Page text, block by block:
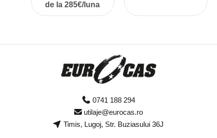
de la 285€/luna
0741 188 294
utilaje@eurocas.ro
Timis, Lugoj, Str. Buziasului 36J